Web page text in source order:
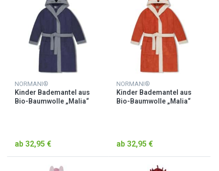
NORMANI®
Kinder Bademantel aus
Bio-Baumwolle „Malia“
ab 32,95 €
NORMANI®
Kinder Bademantel aus
Bio-Baumwolle „Malia“
ab 32,95 €